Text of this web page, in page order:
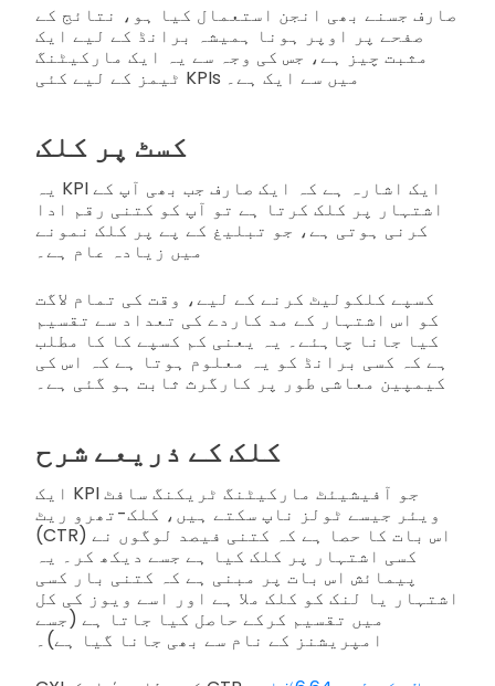
صارف جسنے بھی انجن استعمال کیا ہو، نتائج کے
صفحے پر اوپر ہونا ہمیشہ برانڈ کے لیے ایک
مثبت چیز ہے، جس کی وجہ سے یہ ایک مارکیٹنگ
ٹیمز کے لیے کئی KPIs میں سے ایک ہے۔
کسٹ پر کلک
یہ KPI ایک اشارہ ہے کہ ایک صارف جب بھی آپ کے
اشتہار پر کلک کرتا ہے تو آپ کو کتنی رقم ادا
کرنی ہوتی ہے، جو تبلیغ کے پے پر کلک نمونے
میں زیادہ عام ہے۔
کسپے کلکولیٹ کرنے کے لیے، وقت کی تمام لاگت
کو اس اشتہار کے مد کاردے کی تعداد سے تقسیم
کیا جانا چاہئے۔ یہ یعنی کم کسپے کا کا مطلب
ہے کہ کسی برانڈ کو یہ معلوم ہوتا ہے کہ اس کی
کیمپین معاشی طور پر کارگرث ثابت ہو گئی ہے۔
کلک کے ذریعے شرح
ایک KPI جو آفیشیئٹ مارکیٹنگ ٹریکنگ سافٹ
ویئر جیسے ٹولز ناپ سکتے ہیں، کلک-تھرو ریٹ
(CTR) اس بات کا حصا ہے کہ کتنی فیصد لوگوں نے
کسی اشتہار پر کلک کیا ہے جسے دیکھ کر۔ یہ
پیمائش اس بات پر مبنی ہے کہ کتنی بار کسی
اشتہار یا لنک کو کلک ملا ہے اور اسے ویوز کی کل
میں تقسیم کرکے حاصل کیا جاتا ہے (جسے
امپریشنز کے نام سے بھی جانا گیا ہے)۔